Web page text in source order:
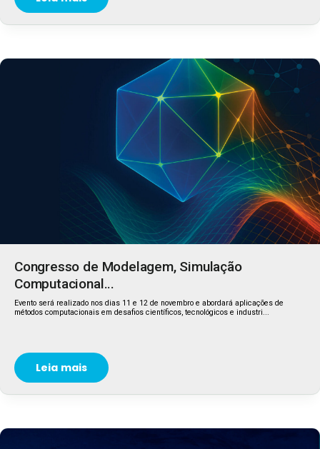
Congresso de Modelagem, Simulação
Computacional...
Evento será realizado nos dias 11 e 12 de novembro e abordará aplicações de
métodos computacionais em desafios científicos, tecnológicos e industri...
Leia mais